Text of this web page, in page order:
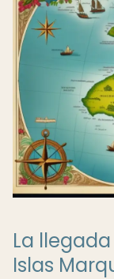
La
Islas